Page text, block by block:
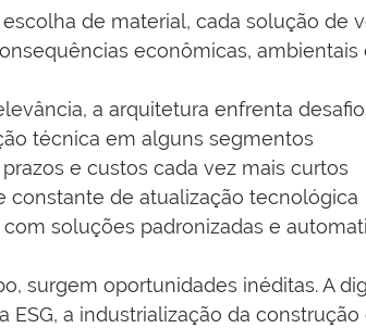
de material, cada solução de
econômicas, ambientais
a arquitetura enfrenta
técnica em alguns segmentos
e custos cada vez mais curtos
constante de atualização tecnológica
soluções padronizadas e
surgem oportunidades inéditas. A
ESG, a industrialização da